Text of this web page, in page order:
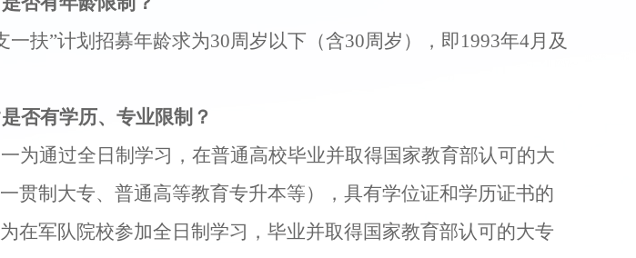
一扶”计划招募年龄求为30周岁以下（含30周岁），即1993年4月及
是否有学历、专业限制？
为通过全日制学习，在普通高校毕业并取得国家教育部认可的大
贯制大专、 普通高等教育专升本等） ， 具有学位证和学历证书的
在军队院校参加全日制学习，毕业并取得国家教育部认可的大专